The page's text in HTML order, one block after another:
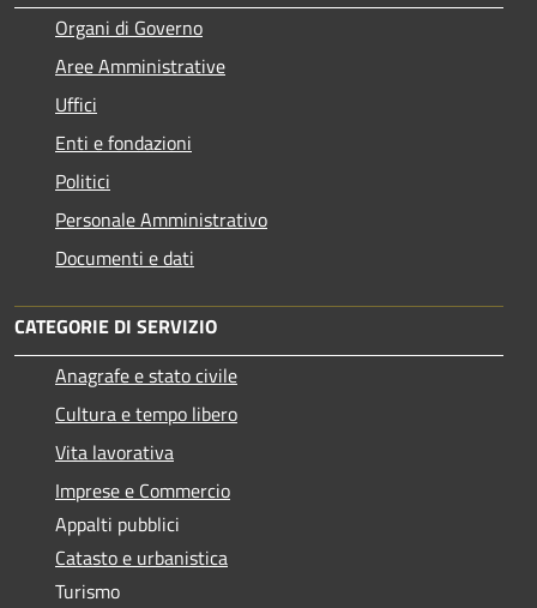
Organi di Governo
Aree Amministrative
Uffici
Enti e fondazioni
Politici
Personale Amministrativo
Documenti e dati
CATEGORIE DI SERVIZIO
Anagrafe e stato civile
Cultura e tempo libero
Vita lavorativa
Imprese e Commercio
Appalti pubblici
Catasto e urbanistica
Turismo